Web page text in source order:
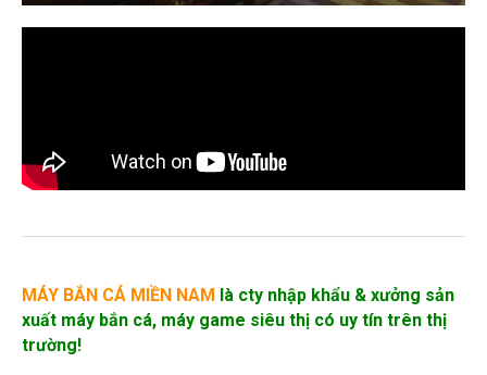
MÁY BẮN CÁ MIỀN NAM là cty nhập khẩu & xưởng sản
xuất máy bắn cá, máy game siêu thị có uy tín trên thị
trường!